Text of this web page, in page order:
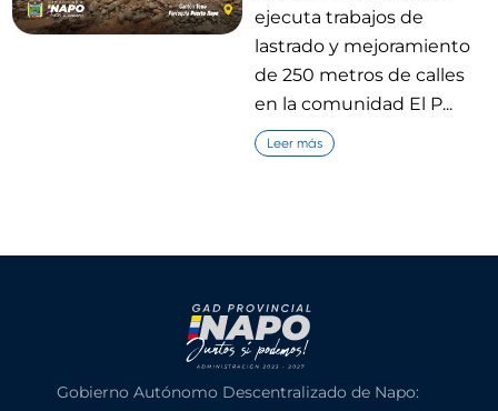
ejecuta trabajos de
lastrado y mejoramiento
de 250 metros de calles
en la comunidad El P...
Leer más
Gobierno Autónomo Descentralizado de Napo: